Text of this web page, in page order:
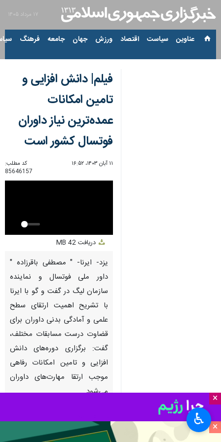
۱۷ مرداد ۱۴۰۵
عناوین‌ سیاست اقتصاد ورزش جهان جامعه فرهنگ
×
×
فیلم| دانش افزایی و
تامین امکانات
عمده‌ترین نیاز داوران
فوتسال کشور است
۱۱ آبان ۱۴۰۳، ۱۶:۵۲
کد مطلب:
85646157
Unmute Settings
PIP
Enter
fullscreen
Download
دریافت42 MB
یزد- ایرنا- " مصطفی باقرزاده "
داور ملی فوتسال و نماینده
سازمان لیگ در گفت و گو با ایرنا
با تشریح اهمیت ارتقای سطح
علمی و آمادگی بدنی داوران برای
قضاوت درست مسابقات مختلف،
گفت: برگزاری دوره‌های دانش
افزایی و تامین امکانات رفاهی
موجب ارتقا مهارت‌های داوران
می‌شود.
۰ نفر
♿︎